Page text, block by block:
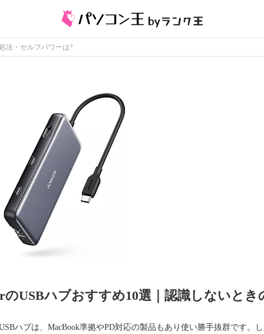
法・セルフパワーは?
のUSBハブおすすめ10選｜認識しないと
ハブは、MacBook準拠やPD対応の製品もあり使い勝手抜群です。